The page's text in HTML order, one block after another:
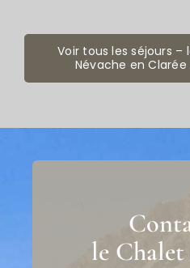
Voir tous les séjours –
Névache en
le Chalet